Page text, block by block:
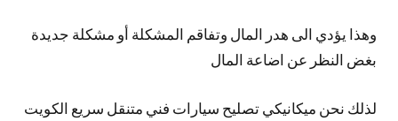
وهذا يؤدي الى هدر المال وتفاقم المشكلة أو مشكلة جديدة
بغض النظر عن اضاعة المال
لذلك نحن ميكانيكي تصليح سيارات فني متنقل سريع الكويت